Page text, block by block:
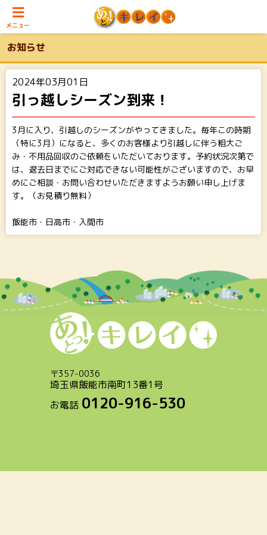
メニュー
お知らせ
2024年03月01日
引っ越しシーズン到来！
3月に入り、引越しのシーズンがやってきました。毎年この時期
（特に3月）になると、多くのお客様より引越しに伴う粗大ご
み・不用品回収のご依頼をいただいております。予約状況次第で
は、退去日までにご対応できない可能性がございますので、お早
めにご相談・お問い合わせいただきますようお願い申し上げま
す。（お見積り無料）
飯能市・日高市・入間市
〒357-0036
埼玉県飯能市南町13番1号
お電話 0120-916-530